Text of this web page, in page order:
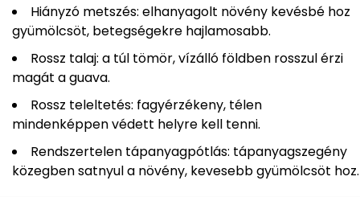
Hiányzó metszés: elhanyagolt növény kevésbé hoz
gyümölcsöt, betegségekre hajlamosabb.
Rossz talaj: a túl tömör, vízálló földben rosszul érzi
magát a guava.
Rossz teleltetés: fagyérzékeny, télen
mindenképpen védett helyre kell tenni.
Rendszertelen tápanyagpótlás: tápanyagszegény
közegben satnyul a növény, kevesebb gyümölcsöt hoz.